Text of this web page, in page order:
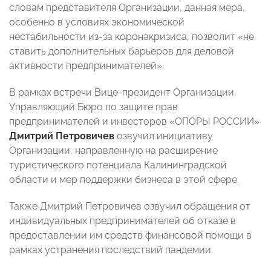
словам представителя Организации, данная мера,
особенно в условиях экономической
нестабильности из-за коронакризиса, позволит «не
ставить дополнительных барьеров для деловой
активности предпринимателей».
В рамках встречи Вице-президент Организации,
Управляющий Бюро по защите прав
предпринимателей и инвесторов «ОПОРЫ РОССИИ»
Дмитрий Петровичев озвучил инициативу
Организации, направленную на расширение
туристического потенциала Калининградской
области и мер поддержки бизнеса в этой сфере.
Также Дмитрий Петровичев озвучил обращения от
индивидуальных предпринимателей об отказе в
предоставлении им средств финансовой помощи в
рамках устранения последствий пандемии.